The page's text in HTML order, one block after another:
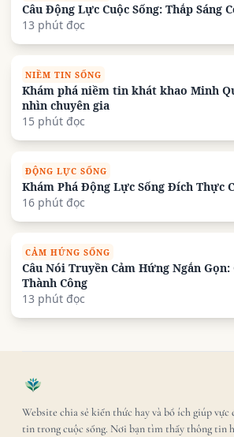
Câu Động Lực Cuộc Sống: Thắp Sáng
13 phút đọc
NIỀM TIN SỐNG
Khám phá niềm tin khát khao Minh
nhìn chuyên gia
15 phút đọc
ĐỘNG LỰC SỐNG
Khám Phá Động Lực Sống Đích Thực
16 phút đọc
CẢM HỨNG SỐNG
Câu Nói Truyền Cảm Hứng Ngắn Gọn:
Thành Công
13 phút đọc
Website chia sẻ kiến thức hay và bổ ích giúp
tin trong cuộc sống. Nơi bạn tìm thấy thông tin